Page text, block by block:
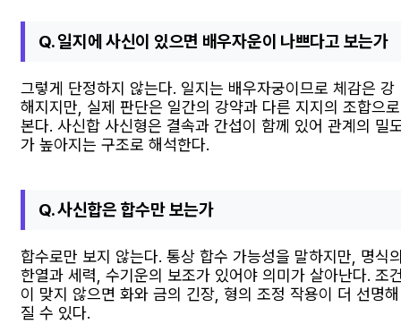
Q. 일지에 사신이 있으면 배우자운이 나쁘다고 보는가
그렇게 단정하지 않는다. 일지는 배우자궁이므로 체감은 강
해지지만, 실제 판단은 일간의 강약과 다른 지지의 조합으로
본다. 사신합 사신형은 결속과 간섭이 함께 있어 관계의 밀
가 높아지는 구조로 해석한다.
Q. 사신합은 합수만 보는가
합수로만 보지 않는다. 통상 합수 가능성을 말하지만, 명식
한열과 세력, 수기운의 보조가 있어야 의미가 살아난다. 조
이 맞지 않으면 화와 금의 긴장, 형의 조정 작용이 더 선명해
질 수 있다.